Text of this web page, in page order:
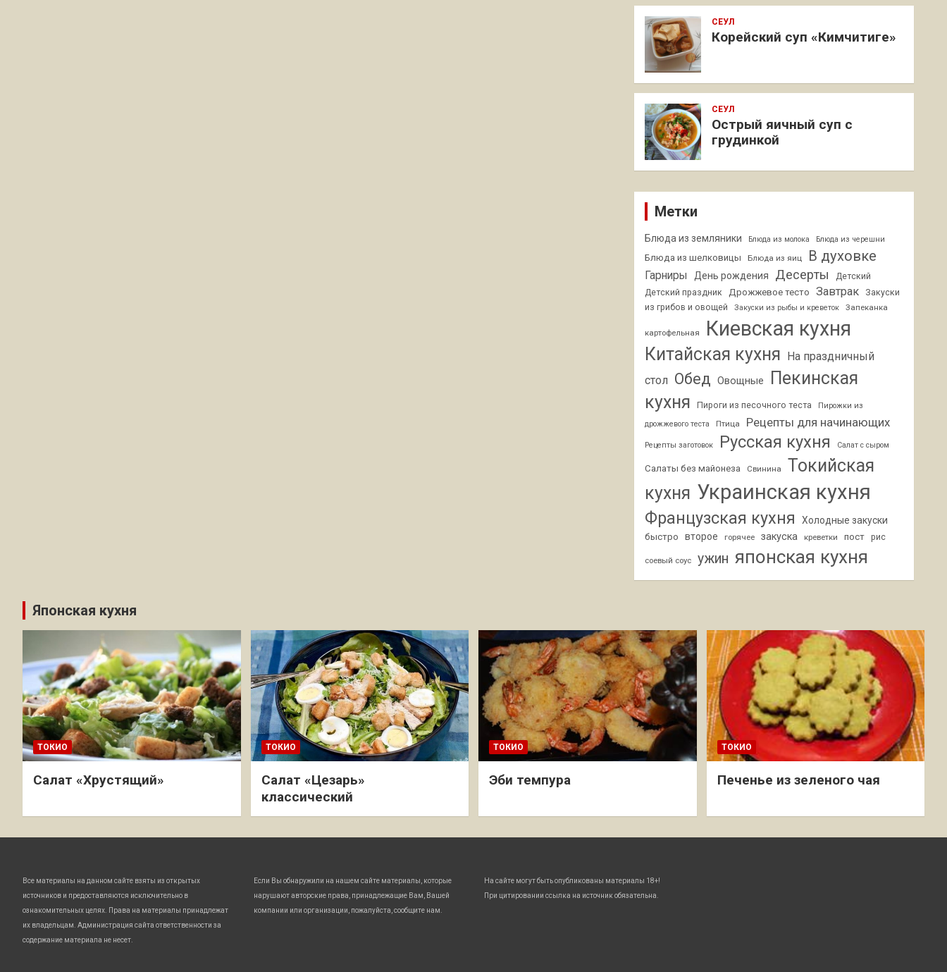
СЕУЛ
Корейский суп «Кимчитиге»
СЕУЛ
Острый яичный суп с
грудинкой
Метки
Блюда из земляники Блюда из молока Блюда из черешни
Блюда из шелковицы Блюда из яиц В духовке
Гарниры День рождения Десерты
Детский
Детский праздник
Дрожжевое тесто Завтрак
Закуски
из грибов и овощей
Закуски из рыбы и креветок Запеканка
картофельная Киевская кухня
Китайская кухня На праздничный
стол Обед Овощные
Пекинская
кухня
Пироги из песочного теста
Пирожки из
дрожжевого теста
Птица Рецепты для начинающих
Рецепты заготовок Русская кухня Салат с сыром
Салаты без майонеза Свинина
Токийская
кухня Украинская кухня
Французская кухня Холодные закуски
быстро второе горячее закуска креветки пост рис
соевый соус ужин японская кухня
Японская кухня
ТОКИО
Салат «Хрустящий»
ТОКИО
Салат «Цезарь»
классический
ТОКИО
Эби темпура
ТОКИО
Печенье из зеленого чая
Все материалы на данном сайте взяты из открытых
источников и предоставляются исключительно в
ознакомительных целях. Права на материалы принадлежат
их владельцам. Администрация сайта ответственности за
содержание материала не несет.
Если Вы обнаружили на нашем сайте материалы, которые
нарушают авторские права, принадлежащие Вам, Вашей
компании или организации, пожалуйста, сообщите нам.
На сайте могут быть опубликованы материалы 18+!
При цитировании ссылка на источник обязательна.